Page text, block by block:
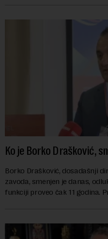
Ko je Borko Drašković,
Borko Drašković, dosadašnji
zavoda, smenjen je danas,
funkciji proveo čak 11 godina.